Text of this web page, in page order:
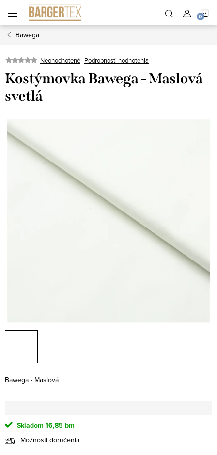
obsah
Bawega
Neohodnotené Podrobnosti hodnotenia
Kostýmovka Bawega - Maslová
svetlá
Bawega - Maslová
Skladom 16,85 bm
Možnosti doručenia